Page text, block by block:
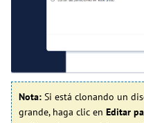
Nota: Si está clonando un
grande, haga clic en Editar